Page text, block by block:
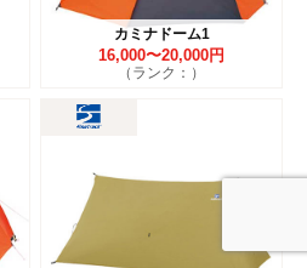
カミナドーム1
16,000〜20,000円
（ランク：）